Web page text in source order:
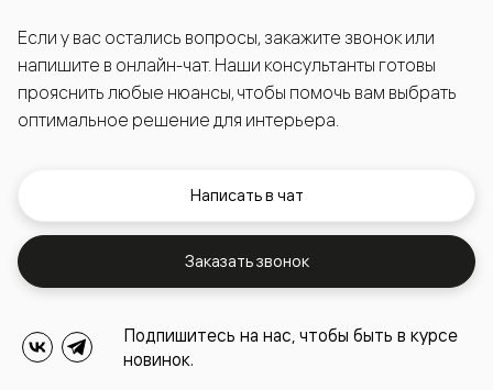
Если у вас остались вопросы, закажите звонок или
напишите в онлайн-чат. Наши консультанты готовы
прояснить любые нюансы, чтобы помочь вам выбрать
оптимальное решение для интерьера.
Написать в чат
Заказать звонок
Подпишитесь на нас, чтобы быть в курсе
новинок.